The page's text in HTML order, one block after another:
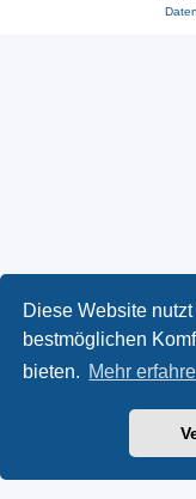
Diese Website
bestmöglichen
bieten. Mehr